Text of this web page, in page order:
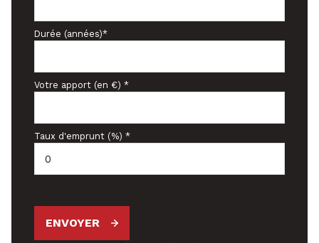
Durée (années)*
Votre apport (en €) *
Taux d'emprunt (%) *
ENVOYER